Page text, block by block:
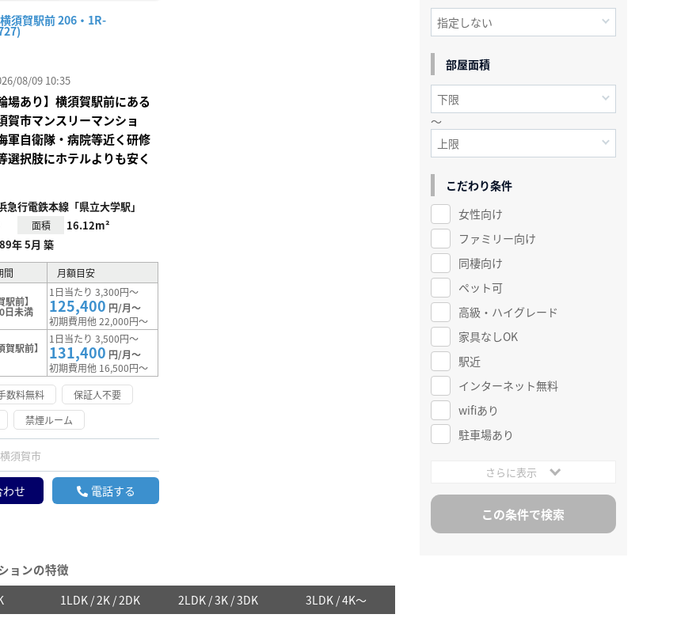
須賀駅前 206・1R-
08/09 10:35
場あり】横須賀駅前にある
賀市マンスリーマンショ
軍自衛隊・病院等近く研修
選択肢にホテルよりも安く
急行電鉄本線「県立大学駅」
面積 16.12m²
年 5月 築
間 月額目安
前】
日未満
1日当たり 3,300円～
125,400 円/月～
初期費用他 22,000円～
駅前】
1日当たり 3,500円～
131,400 円/月～
初期費用他 16,500円～
数料無料
保証人不要
禁煙ルーム
横須賀市
わせ 電話する
ョンの特徴
1LDK / 2K / 2DK 2LDK / 3K / 3DK
3LDK / 4K～
部屋面積
～
こだわり条件
女性向け
ファミリー向け
同棲向け
ペット可
高級・ハイグレード
家具なしOK
駅近
インターネット無料
wifiあり
駐車場あり
さらに表示